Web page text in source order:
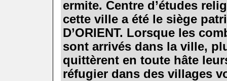
ermite. Centre d’études
cette ville a été le siège
D’ORIENT. Lorsque les
sont arrivés dans la ville,
quittèrent en toute hâte
réfugier dans des villages